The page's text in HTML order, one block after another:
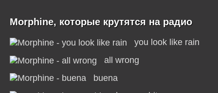
Morphine, которые крутятся на радио
you look like rain
all wrong
buena